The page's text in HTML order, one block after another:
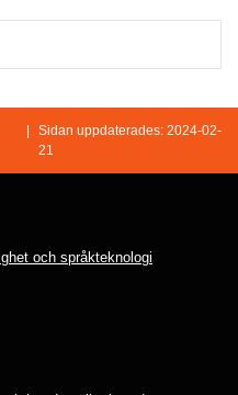
Sidan uppdaterades: 2024-02-
21
och språkteknologi